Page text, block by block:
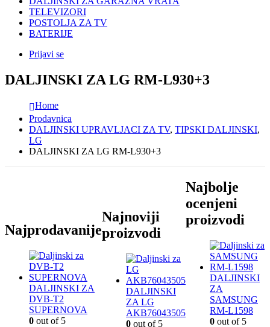
TELEVIZORI
POSTOLJA ZA TV
BATERIJE
Prijavi se
DALJINSKI ZA LG RM-L930+3
Home
Prodavnica
DALJINSKI UPRAVLJACI ZA TV, TIPSKI DALJINSKI,
LG
DALJINSKI ZA LG RM-L930+3
Najprodavanije
DALJINSKI ZA
DVB-T2
SUPERNOVA
0 out of 5
Najnoviji
proizvodi
DALJINSKI
ZA LG
AKB76043505
0 out of 5
Najbolje
ocenjeni
proizvodi
DALJINSKI
ZA
SAMSUNG
RM-L1598
0 out of 5